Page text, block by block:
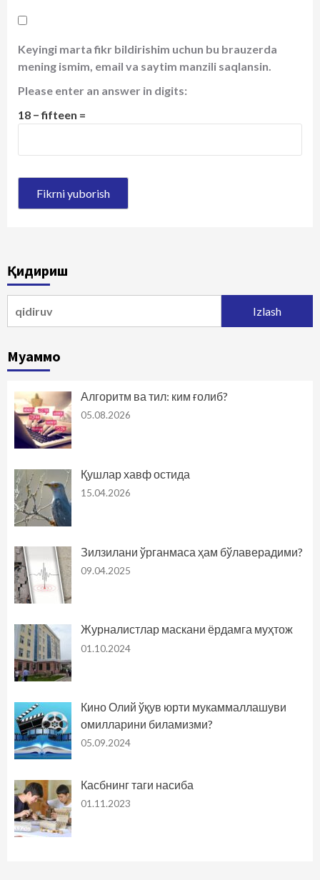
Keyingi marta fikr bildirishim uchun bu brauzerda
mening ismim, email va saytim manzili saqlansin.
Please enter an answer in digits:
18 − fifteen =
Қидириш
Муаммо
Алгоритм ва тил: ким ғолиб?
05.08.2026
Қушлар хавф остида
15.04.2026
Зилзилани ўрганмаса ҳам бўлаверадими?
09.04.2025
Журналистлар маскани ёрдамга муҳтож
01.10.2024
Кино Олий ўқув юрти мукаммаллашуви
омилларини биламизми?
05.09.2024
Касбнинг таги насиба
01.11.2023